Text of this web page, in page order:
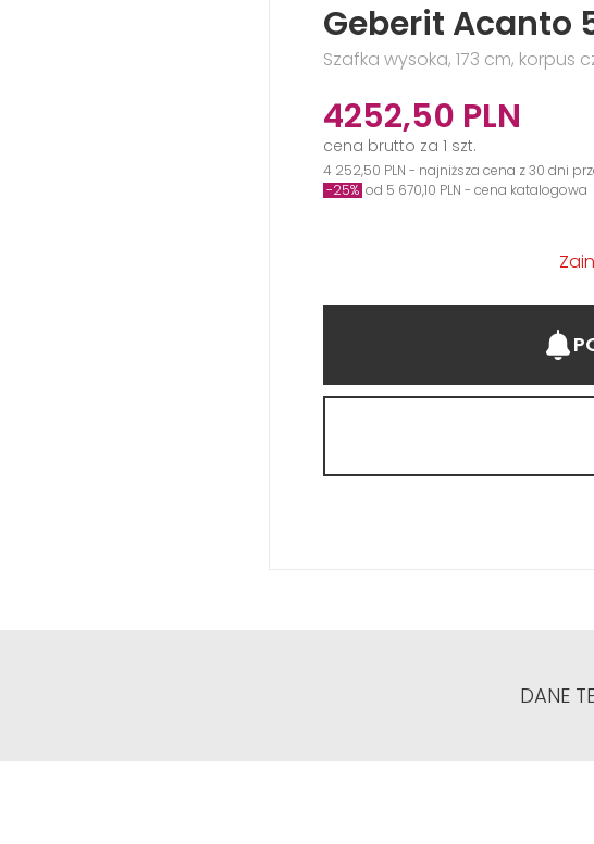
Geberit Acanto
Szafka wysoka, 173 cm, korpus
4252,50 PLN
cena brutto za 1 szt.
4 252,50 PLN - najniższa cena z 30 dni
-25% od 5 670,10 PLN - cena katalogowa
DANE